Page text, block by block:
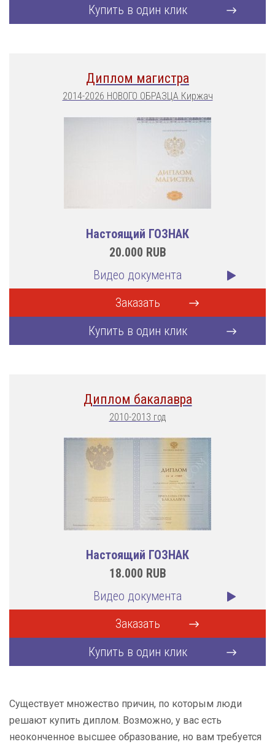
Купить в один клик
Диплом магистра
2014-2026 НОВОГО ОБРАЗЦА Киржач
Настоящий ГОЗНАК
20.000 RUB
Видео документа
Заказать
Купить в один клик
Диплом бакалавра
2010-2013 год
Настоящий ГОЗНАК
18.000 RUB
Видео документа
Заказать
Купить в один клик
Существует множество причин, по которым люди
решают купить диплом. Возможно, у вас есть
неоконченное высшее образование, но вам требуется